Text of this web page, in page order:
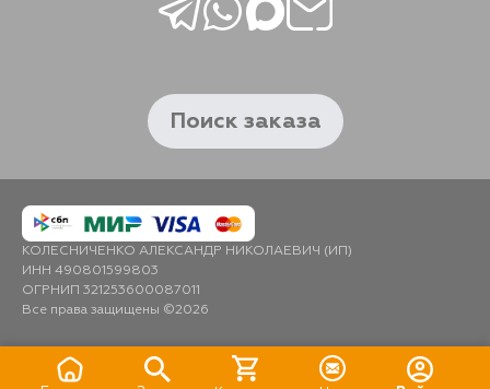
Поиск заказа
КОЛЕСНИЧЕНКО АЛЕКСАНДР НИКОЛАЕВИЧ (ИП)
ИНН 490801599803
ОГРНИП 321253600087011
Все права защищены ©2026